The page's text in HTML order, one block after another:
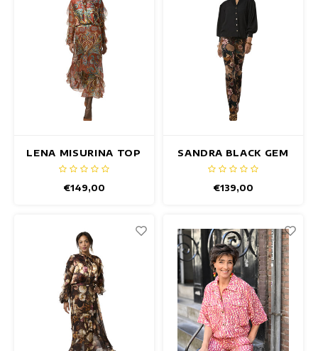
LENA MISURINA TOP
€149,00
SANDRA BLACK GEM
TOP
€139,00